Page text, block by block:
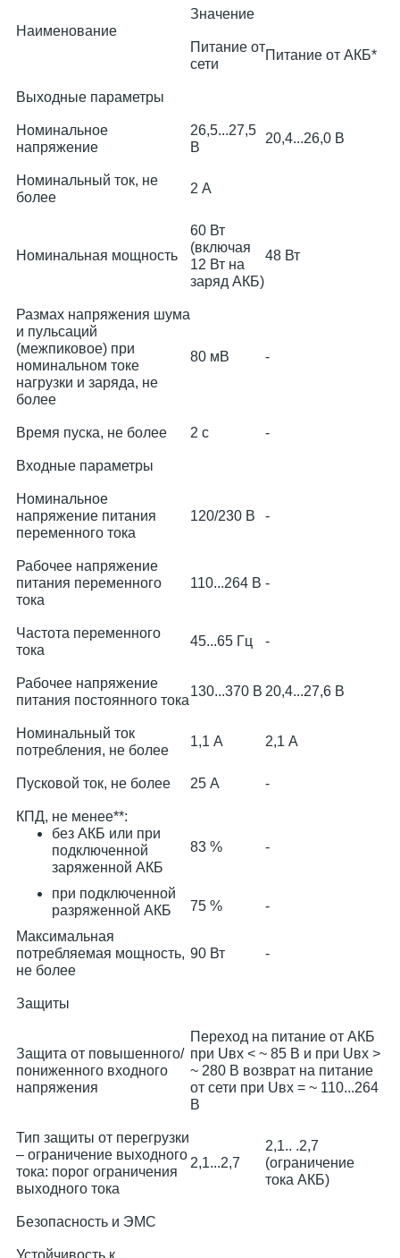
Наименование
Значение
Питание от
сети
Питание от АКБ*
Выходные параметры
Номинальное
напряжение
26,5...27,5
В
20,4...26,0 В
Номинальный ток, не
более
2 А
Номинальная мощность
60 Вт
(включая
12 Вт на
заряд АКБ)
48 Вт
Размах напряжения шума
и пульсаций
(межпиковое) при
номинальном токе
нагрузки и заряда, не
более
80 мВ -
Время пуска, не более 2 с -
Входные параметры
Номинальное
напряжение питания
переменного тока
120/230 В -
Рабочее напряжение
питания переменного
тока
110...264 В -
Частота переменного
тока
45...65 Гц -
Рабочее напряжение
питания постоянного тока
130...370 В 20,4...27,6 В
Номинальный ток
потребления, не более
1,1 А 2,1 А
Пусковой ток, не более 25 А -
КПД, не менее**:
без АКБ или при
подключенной
заряженной АКБ
83 % -
при подключенной
разряженной АКБ
75 %
-
Максимальная
потребляемая мощность,
не более
90 Вт -
Защиты
Защита от повышенного/
пониженного входного
напряжения
Переход на питание от АКБ
при Uвх < ~ 85 В и при Uвх >
~ 280 В возврат на питание
от сети при Uвх = ~ 110...264
В
Тип защиты от перегрузки
– ограничение выходного
тока: порог ограничения
выходного тока
2,1...2,7
2,1.. .2,7
(ограничение
тока АКБ)
Безопас­ность и ЭМС
Устойчивость к